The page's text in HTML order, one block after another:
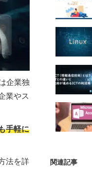
企業独
業やス
手軽に
法を詳
関連記事